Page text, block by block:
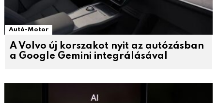
Autó-Motor
A Volvo új korszakot nyit az autózásban
a Google Gemini integrálásával